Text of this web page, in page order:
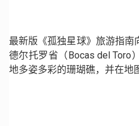
最新版《孤独星球》旅游指
德尔托罗省（Bocas del Toro
地多姿多彩的珊瑚礁，并在地